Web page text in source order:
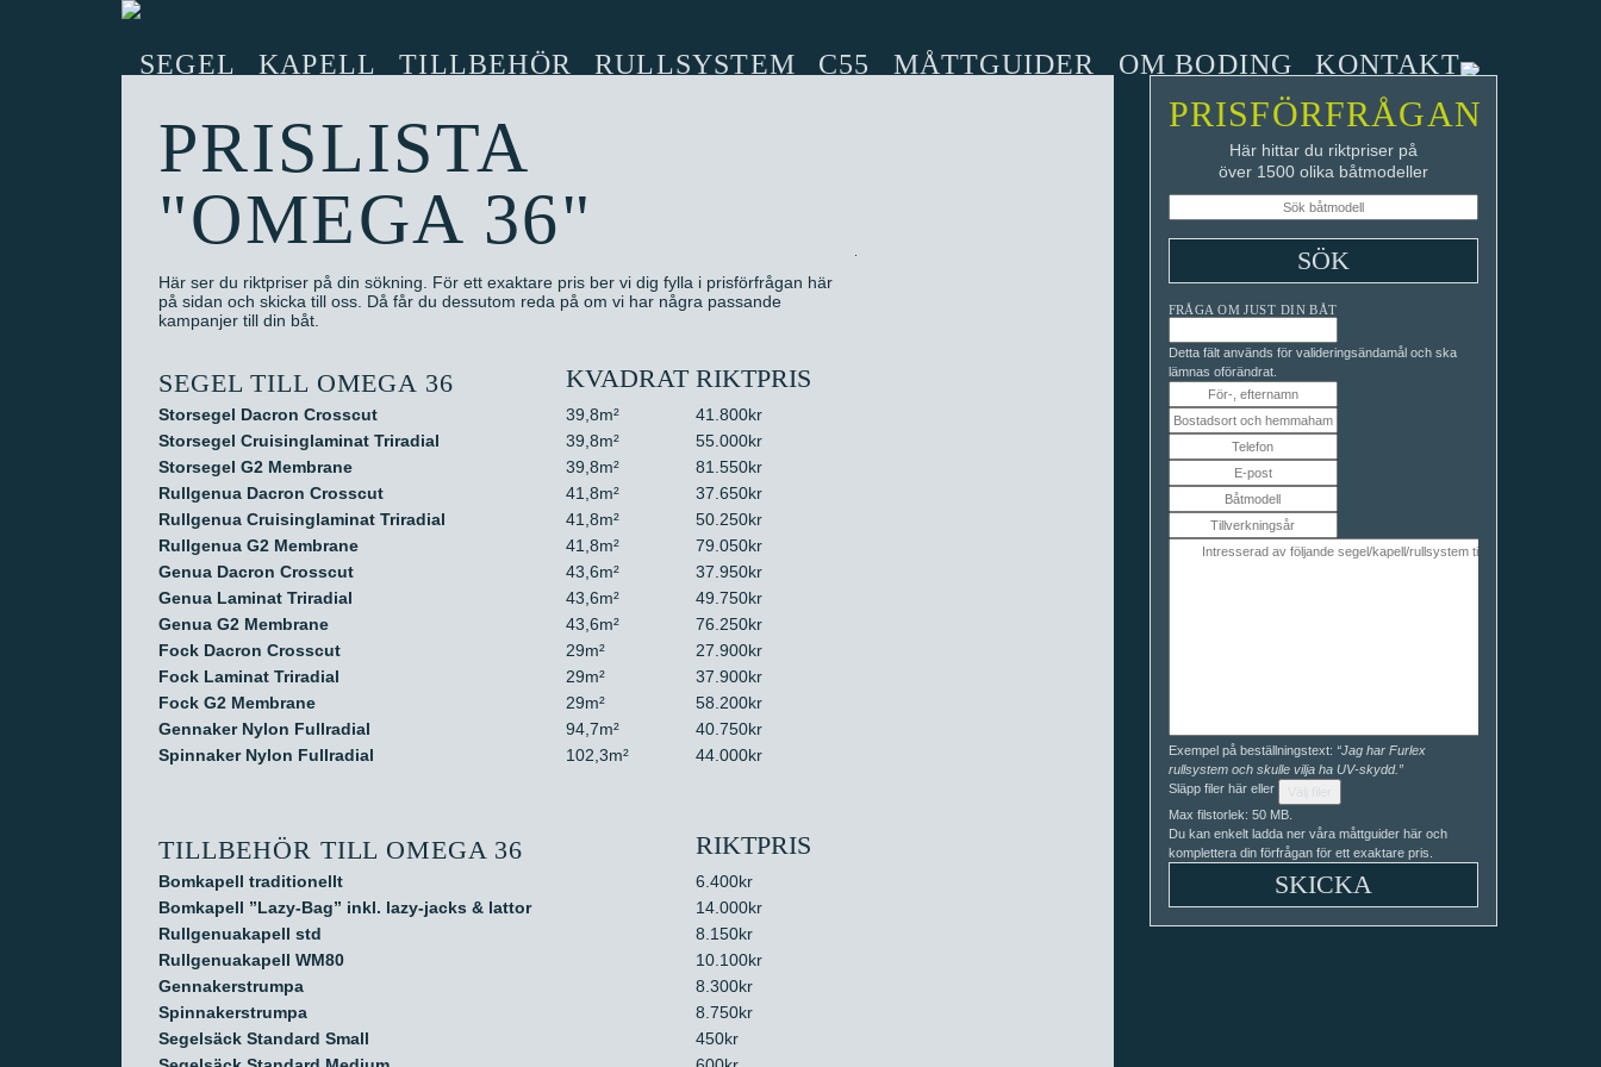
SEGEL KAPELL TILLBEHÖR RULLSYSTEM C55 MÅTTGUIDER OM BODING KONTAKT
PRISLISTA
"OMEGA 36"
Här ser du riktpriser på din sökning. För ett exaktare pris ber vi dig fylla i prisförfrågan här
på sidan och skicka till oss. Då får du dessutom reda på om vi har några passande
kampanjer till din båt.
SEGEL TILL OMEGA 36 KVADRAT RIKTPRIS
Storsegel Dacron Crosscut 39,8m²
41.800kr
Storsegel Cruisinglaminat Triradial
39,8m²
55.000kr
Storsegel G2 Membrane
39,8m²
81.550kr
Rullgenua Dacron Crosscut
41,8m²
37.650kr
Rullgenua Cruisinglaminat Triradial
41,8m²
50.250kr
Rullgenua G2 Membrane
41,8m²
79.050kr
Genua Dacron Crosscut
43,6m²
37.950kr
Genua Laminat Triradial
43,6m²
49.750kr
Genua G2 Membrane
43,6m²
76.250kr
Fock Dacron Crosscut
29m²
27.900kr
Fock Laminat Triradial
29m²
37.900kr
Fock G2 Membrane
29m²
58.200kr
Gennaker Nylon Fullradial
94,7m²
40.750kr
Spinnaker Nylon Fullradial
102,3m² 44.000kr
TILLBEHÖR TILL OMEGA 36 RIKTPRIS
Bomkapell traditionellt
6.400kr
Bomkapell ”Lazy-Bag” inkl. lazy-jacks & lattor
14.000kr
Rullgenuakapell std
8.150kr
Rullgenuakapell WM80
10.100kr
Gennakerstrumpa
8.300kr
Spinnakerstrumpa
8.750kr
Segelsäck Standard Small
450kr
PRISFÖRFRÅGAN
Här hittar du riktpriser på
över 1500 olika båtmodeller
FRÅGA OM JUST DIN BÅT
Detta fält används för valideringsändamål och ska
lämnas oförändrat.
Exempel på beställningstext: “Jag har Furlex
rullsystem och skulle vilja ha UV-skydd.”
Släpp filer här eller
Max filstorlek: 50 MB.
Du kan enkelt ladda ner våra måttguider här och
komplettera din förfrågan för ett exaktare pris.